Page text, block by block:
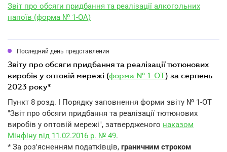
Звіт про обсяги придбання та реалізації алкогольних
напоїв (форма № 1-ОА)
Последний день представления
звіту про обсяги придбання та реалізації тютюнових
виробів у оптовій мережі (форма № 1-ОТ) за серпень
2023 року*
Пункт 8 розд. I Порядку заповнення форми звіту № 1-ОТ
"Звіт про обсяги придбання та реалізації тютюнових
виробів у оптовій мережі", затвердженого наказом
Мінфіну від 11.02.2016 р. № 49.
* За роз'ясненням податківців, граничним строком